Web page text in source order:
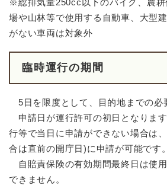
※総排気量250cc以下のバイク、農耕
場や山林等で使用する自動車、大型
がない車両は対象外
臨時運行の期間
5日を限度として、目的地までの必
申請日が運行許可の初日となりま
行等で当日に申請ができない場合は
合は直前の開庁日)に申請が可能です。
自賠責保険の有効期間最終日は使
できません。